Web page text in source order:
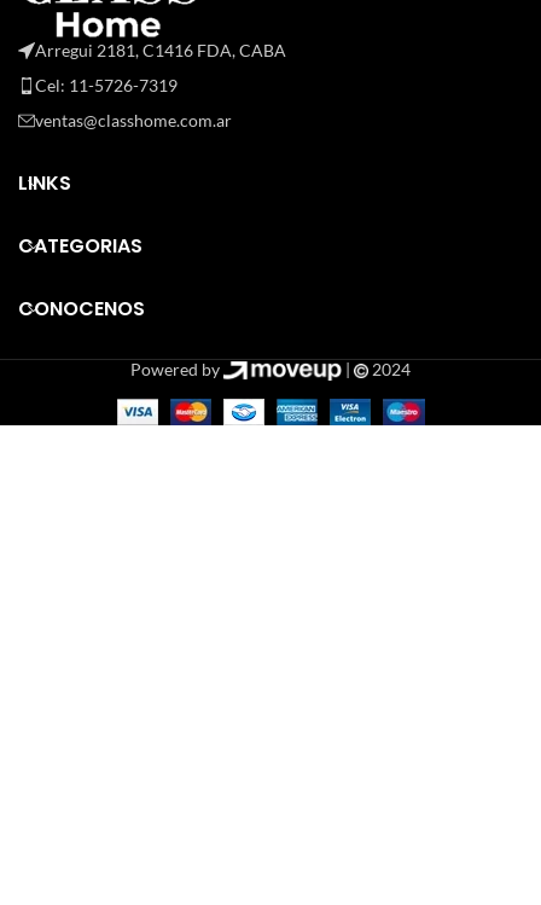
Arregui 2181, C1416 FDA, CABA
Cel: 11-5726-7319
ventas@classhome.com.ar
LINKS
CATEGORIAS
CONOCENOS
Powered by | 2024